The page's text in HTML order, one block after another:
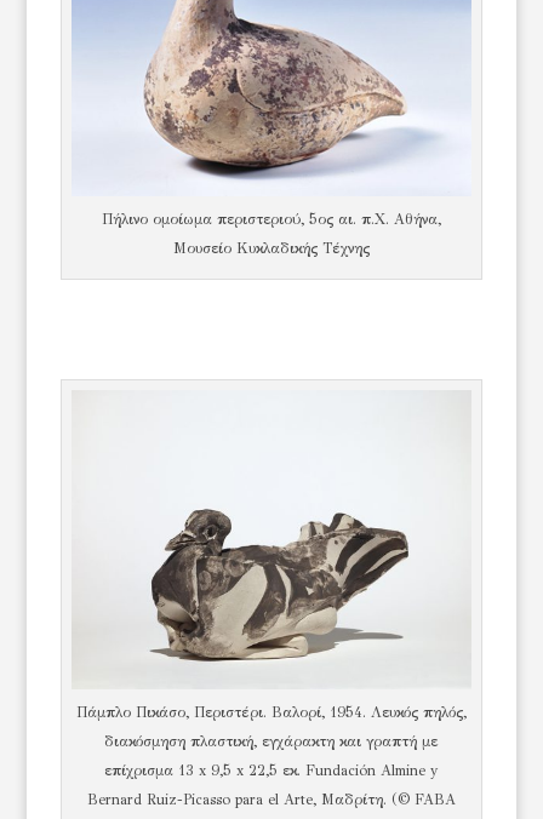
Πήλινο ομοίωμα περιστεριού, 5ος αι. π.Χ. Αθήνα,
Μουσείο Κυκλαδικής Τέχνης
Πάμπλο Πικάσο, Περιστέρι. Βαλορί, 1954. Λευκός πηλός,
διακόσμηση πλαστική, εγχάρακτη και γραπτή με
επίχρισμα 13 x 9,5 x 22,5 εκ. Fundación Almine y
Bernard Ruiz-Picasso para el Arte, Μαδρίτη. (© FABA